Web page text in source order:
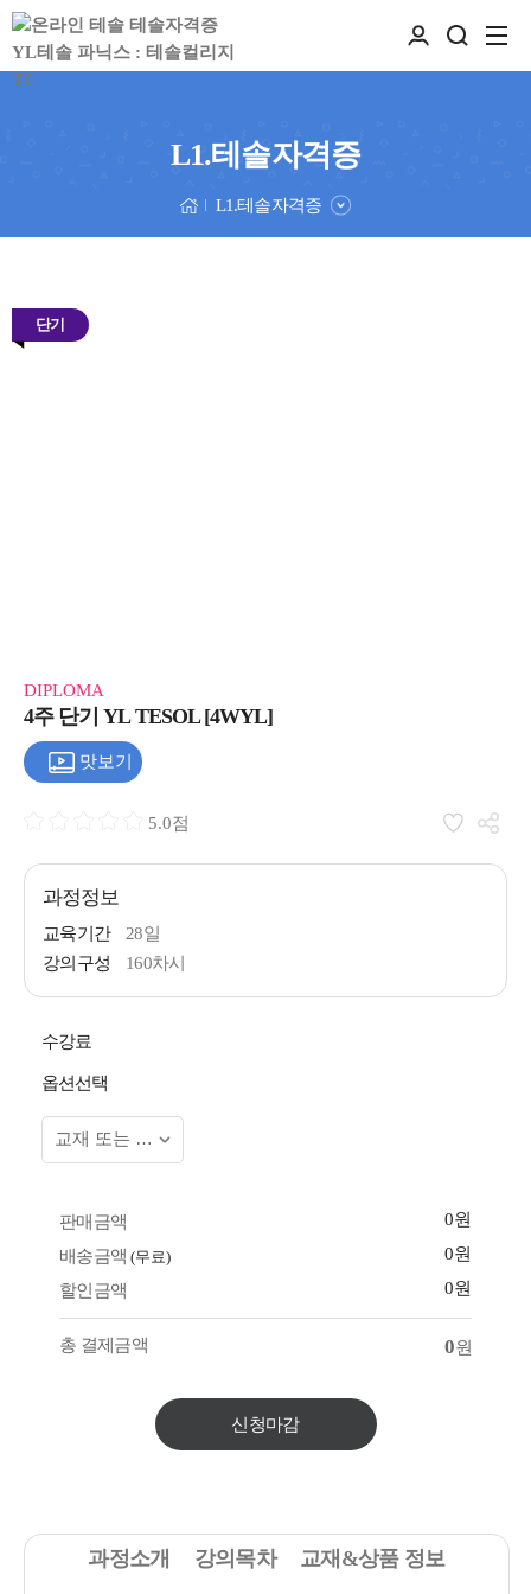
L1.테솔자격증
L1.테솔자격증
단기
DIPLOMA
4주 단기 YL TESOL [4WYL]
맛보기
5.0점
과정정보
교육기간
28일
강의구성
160차시
수강료
옵션선택
판매금액
0원
배송금액 (무료)
0원
할인금액
0원
총 결제금액 0원
신청마감
과정소개 강의목차
교재&상품 정보